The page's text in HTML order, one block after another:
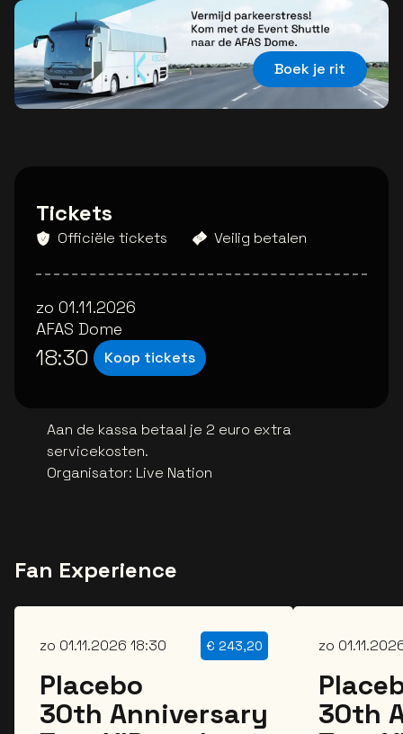
Boek je rit
Tickets
Officiële tickets Veilig betalen
zo 01.11.2026
AFAS Dome
18:30 Koop tickets
Aan de kassa betaal je 2 euro extra
servicekosten.
Organisator: Live Nation
Fan Experience
zo 01.11.2026 18:30 € 243,20
Placebo
30th Anniversary
zo
30th